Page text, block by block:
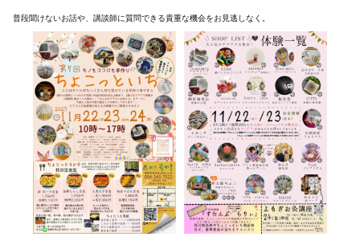
普段聞けないお話や、講談師に質問できる貴重な機会をお見逃しなく。